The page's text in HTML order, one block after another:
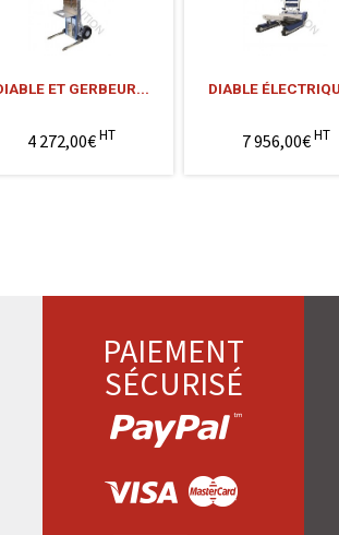
ET GERBEUR...
4 272,00€HT
DIABLE
7 956,00€HT
PAIEMENT
SÉCURISÉ